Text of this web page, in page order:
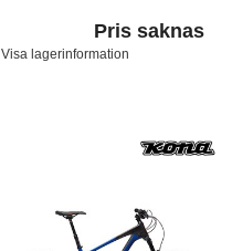
Pris saknas
Visa lagerinformation